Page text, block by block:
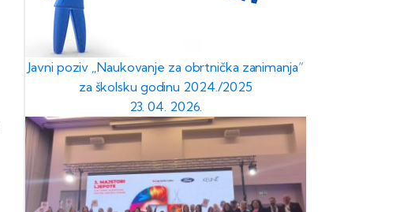
Javni poziv „Naukovanje za obrtnička zanimanja“
za školsku godinu 2024./2025
23. 04. 2026.